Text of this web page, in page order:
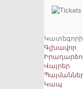
Գլխավոր
Վայրեր
Կապ